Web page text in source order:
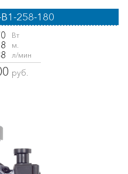
B1-258-180
Вт
8 м.
л/мин
руб.